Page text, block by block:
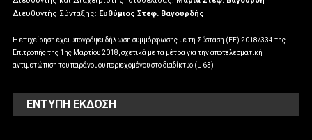
Διευθυντής Σύνταξης: Ευθύμιος Στεφ. Βαγουρδής
Η επιχείρηση έχει υπογράψει δήλωση συμμόρφωσης με τη Σύσταση (ΕΕ) 2018/334 της
Επιτροπής της 1ης Μαρτίου 2018, σχετικά με τα μέτρα για την αποτελεσματική
αντιμετώπιση του παράνομου περιεχομένου στο διαδίκτυο (L 63)
ΕΝΤΥΠΗ ΕΚΔΟΣΗ